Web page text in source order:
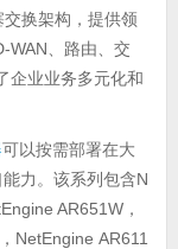
交换架构，提供领
WAN、路由、交
企业业务多元化和
可以按需部署在大
力。该系列包含N
AR651W，
NetEngine AR611